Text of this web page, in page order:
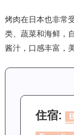
烤肉在日本也非常
类、蔬菜和海鲜，
酱汁，口感丰富，
住宿: